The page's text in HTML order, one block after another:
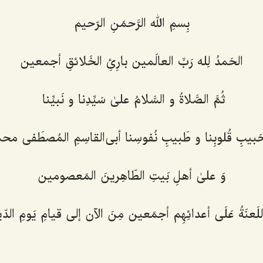
بِسمِ الله الرَّحمَنِ الرّحیم
الحَمدُ لِله رَبِّ العالَمین بارِئِ الخَلائقِ أجمعین
ثُمَّ الصَّلاةُ و السَّلامُ علیٰ سَیِّدِنا و نَبیِّنا
قُلوبِنا و طَبیبِ نُفوسِنا أبی‌القاسِمِ المُصطَفی
وَ علیٰ أهلِ بَیتِ الطّاهِرینَ المَعصومین
عَلَی أعدائِهِم أجمَعین مِنَ الآن إلی قیامِ یَومِ